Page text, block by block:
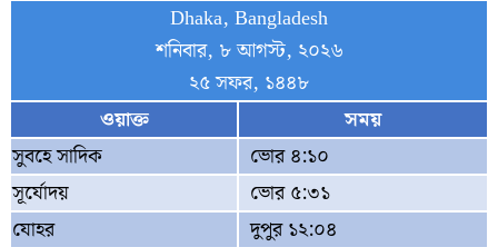
Dhaka, Bangladesh
শনিবার, ৮ আগস্ট, ২০২৬
২৫ সফর, ১৪৪৮
ওয়াক্ত
সময়
সুবহে সাদিক
ভোর ৪:১০
সূর্যোদয়
ভোর ৫:৩১
যোহর
দুপুর ১২:০৪